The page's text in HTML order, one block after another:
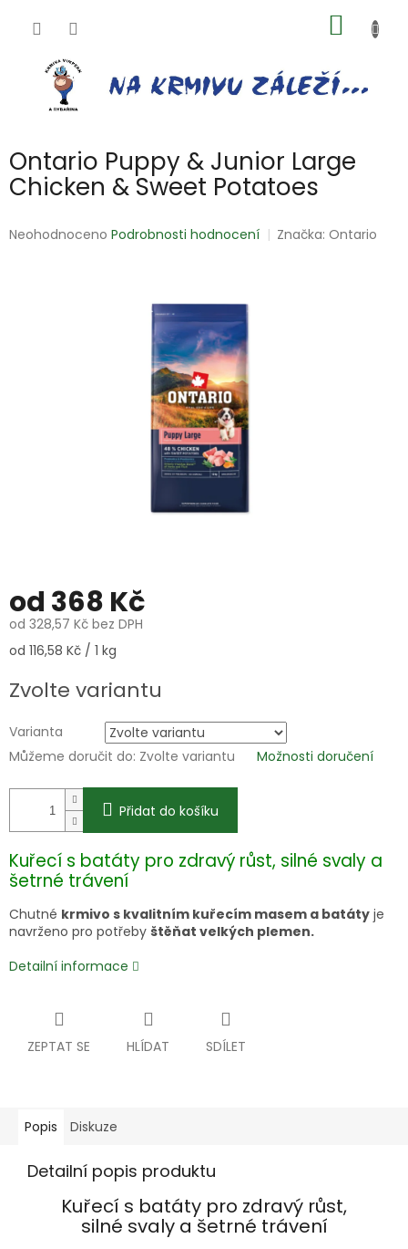
KOŠÍK
Ontario Puppy & Junior Large
Chicken & Sweet Potatoes
Průměrné
Neohodnoceno Podrobnosti hodnocení Značka:Ontario
od 368 Kč
od 328,57 Kč bez DPH
Měrná
od 116,58 Kč / 1 kg
Zvolte variantu
Varianta
Můžeme doručit do: Zvolte variantu Možnosti doručení
Přidat do košíku
Kuřecí s batáty pro zdravý růst, silné svaly a
šetrné trávení
Chutné krmivo s kvalitním kuřecím masem a batáty je
navrženo pro potřeby štěňat velkých plemen.
Detailní informace
ZEPTAT SE HLÍDAT SDÍLET
Popis Diskuze
Detailní popis produktu
Kuřecí s batáty pro zdravý růst,
silné svaly a šetrné trávení